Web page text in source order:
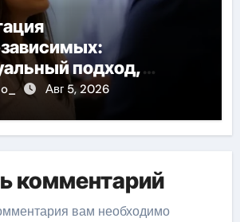
подход,
ресоциализация
Авг 5, 2026
комментарий
вам необходимо